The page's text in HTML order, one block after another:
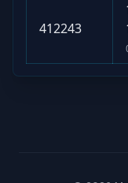
412243